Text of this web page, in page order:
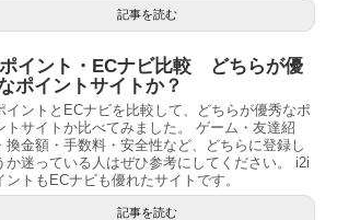
記事を読む
イント・ECナビ比較 どちらが優
ポイントサイトか？
イントとECナビを比較して、どちらが優秀なポ
トサイトか比べてみました。 ゲーム・友達紹
換金額・手数料・安全性など、どちらに登録し
か迷っている人はぜひ参考にしてください。 i2i
ントもECナビも優れたサイトです。
記事を読む